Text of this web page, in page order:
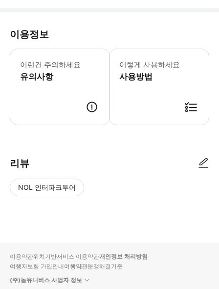
이용정보
이런건 주의하세요
유의사항
구매 후 예약 날짜와 시간을 명시해
이렇게 사용하세요
사용방법
리뷰
NOL 인터파크투어
입니
다.
순
상
이용약관위치기반서비스 이용약관개인정보 처리방침
여행자보험 가입안내여행약관분쟁해결기준
(주)놀유니버스 사업자 정보